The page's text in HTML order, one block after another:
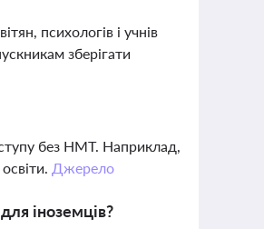
психологів і учнів
зберігати
без НМТ. Наприклад,
Джерело
іноземців?